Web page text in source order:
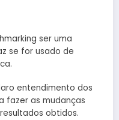
ser uma
se for usado de
entendimento dos
fazer as mudanças
obtidos.